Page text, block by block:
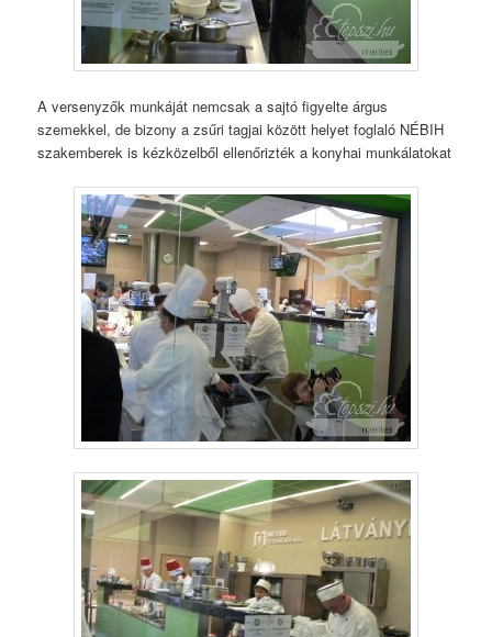
A versenyzők munkáját nemcsak a sajtó figyelte árgus
szemekkel, de bizony a zsűri tagjai között helyet foglaló NÉBIH
szakemberek is kézközelből ellenőrizték a konyhai munkálatokat